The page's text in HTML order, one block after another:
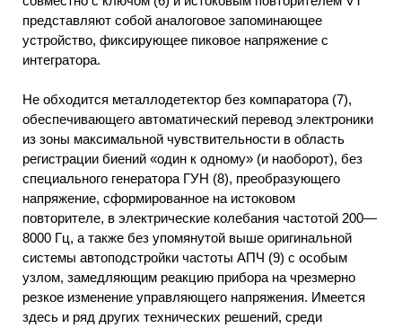
представляют собой аналоговое запоминающее
устройство, фиксирующее пиковое напряжение с
интегратора.
Не обходится металлодетектор без компаратора (7),
обеспечивающего автоматический перевод электроники
из зоны максимальной чувствительности в область
регистрации биений «один к одному» (и наоборот), без
специального генератора ГУН (8), преобразующего
напряжение, сформированное на истоковом
повторителе, в электрические колебания частотой 200—
8000 Гц, а также без упомянутой выше оригинальной
системы автоподстройки частоты АПЧ (9) с особым
узлом, замедляющим реакцию прибора на чрезмерно
резкое изменение управляющего напряжения. Имеется
здесь и ряд других технических решений, среди